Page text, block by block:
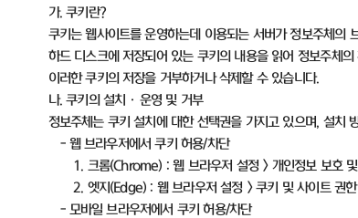
가.쿠키란?
쿠키는 웹사이트를 운영하는데 이용되는 서버가 정보주체의
하드 디스크에 저장되어 있는 쿠키의 내용을 읽어 정보주체
이러한 쿠키의 저장을 거부하거나 삭제할 수 있습니다.
나.쿠키의 설치ㆍ운영 및 거부
정보주체는 쿠키 설치에 대한 선택권을 가지고 있으며, 설치
- 웹 브라우저에서 쿠키 허용/차단
1. 크롬(Chrome) :웹 브라우저 설정> 개인정보 보호
2. 엣지 (Edge) : 웹 브라우저 설정>쿠키 및 사이트 권한
- 모바일 브라우저에서 쿠키 허용/차단